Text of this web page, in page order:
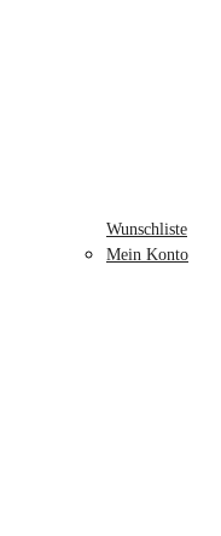
Wunschliste
Mein Konto